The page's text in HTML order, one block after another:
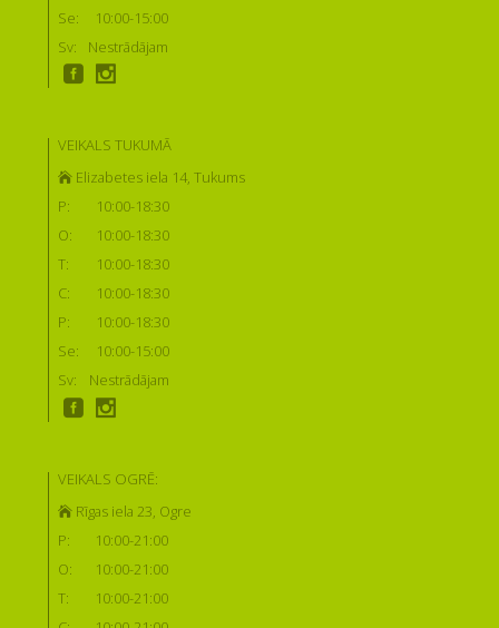
Se:
10:00-15:00
Sv:
Nestrādājam
VEIKALS TUKUMĀ
Elizabetes iela 14, Tukums
P:
10:00-18:30
O:
10:00-18:30
T:
10:00-18:30
C:
10:00-18:30
P:
10:00-18:30
Se:
10:00-15:00
Sv:
Nestrādājam
VEIKALS OGRĒ:
Rīgas iela 23, Ogre
P:
10:00-21:00
O:
10:00-21:00
T:
10:00-21:00